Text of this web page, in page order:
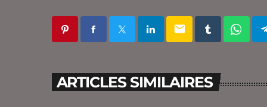
email
ARTICLES SIMILAIRES